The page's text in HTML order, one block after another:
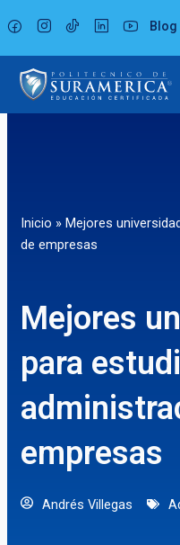
al
contenido
Blog
Inicio » Mejores
de empresas
Mejores
para
empresas
Andrés Villegas